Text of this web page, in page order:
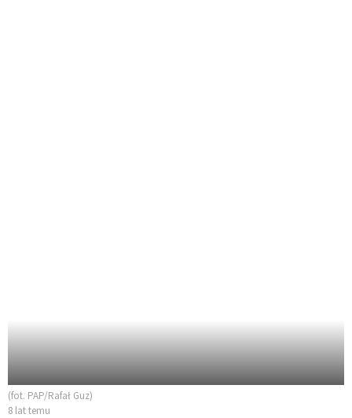
(fot. PAP/Rafał Guz)
8 lat temu